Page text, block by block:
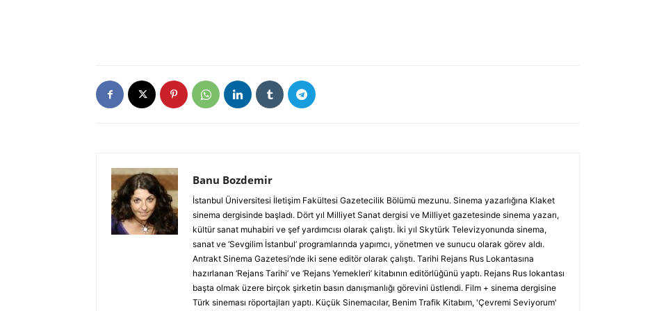
Banu Bozdemir
İstanbul Üniversitesi İletişim Fakültesi Gazetecilik Bölümü mezunu. Sinema yazarlığına Klaket
sinema dergisinde başladı. Dört yıl Milliyet Sanat dergisi ve Milliyet gazetesinde sinema yazarı,
kültür sanat muhabiri ve şef yardımcısı olarak çalıştı. İki yıl Skytürk Televizyonunda sinema,
sanat ve ‘Sevgilim İstanbul’ programlarında yapımcı, yönetmen ve sunucu olarak görev aldı.
Antrakt Sinema Gazetesi’nde iki sene editör olarak çalıştı. Tarihi Rejans Rus Lokantasına
hazırlanan ‘Rejans Tarihi’ ve ‘Rejans Yemekleri’ kitabının editörlüğünü yaptı. Rejans Rus lokantası
başta olmak üzere birçok şirketin basın danışmanlığı görevini üstlendi. Film + sinema dergisine
Türk sineması röportajları yaptı. Küçük Sinemacılar, Benim Trafik Kitabım, 'Çevremi Seviyorum'